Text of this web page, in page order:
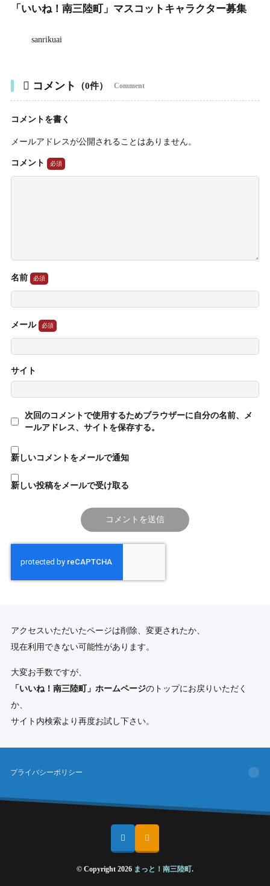
「いいね！南三陸町」マスコットキャラクター募集
sanrikuai
コメント （0件） Comment
コメントを書く
メールアドレスが公開されることはありません。
コメント
名前
メール
サイト
次回のコメントで使用するためブラウザーに自分の名前、メ
ールアドレス、サイトを保存する。
新しいコメントをメールで通知
新しい投稿をメールで受け取る
アクセスいただいたページは削除、変更されたか、
現在利用できない可能性があります。
大変お手数ですが、
「いいね！南三陸町」ホームページのトップにお戻りいただく
か、
サイト内検索より再度お試し下さい。
プライバシーポリシー
© Copyright 2026 まっと！南三陸町.